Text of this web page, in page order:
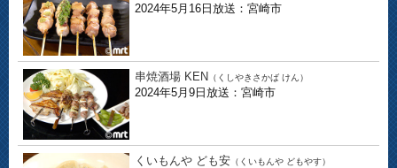
2024年5月16日放送：宮崎市
串焼酒場 KEN （くしやきさかば けん）
2024年5月9日放送：宮崎市
くいもんや ども安 （くいもんや どもやす）